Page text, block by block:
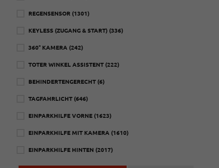
REGENSENSOR (1301)
KEYLESS (ZUGANG & START) (336)
360° KAMERA (242)
TOTER WINKEL ASSISTENT (222)
BEHINDERTENGERECHT (6)
TAGFAHRLICHT (646)
EINPARKHILFE VORNE (1623)
EINPARKHILFE MIT KAMERA (1610)
EINPARKHILFE HINTEN (2017)